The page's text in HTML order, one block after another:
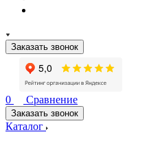
Заказать звонок
0 Сравнение
Заказать звонок
Каталог